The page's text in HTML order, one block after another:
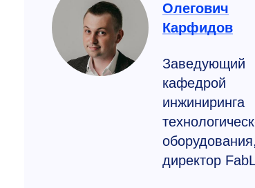
Олегович
Карфидов
Заведующий
кафедрой
инжиниринга
оборудования,
директор